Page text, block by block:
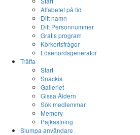
Alfabetet på tid
Ditt namn
Ditt Personnummer
Gratis program
Körkortsfrågor
Lösenordsgenerator
Träffa
Start
Snackis
Galleriet
Gissa Åldern
Sök medlemmar
Memory
Pajkastning
Slumpa användare